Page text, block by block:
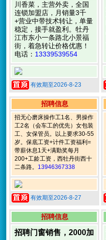
川香菜，主营外卖，全国
连锁加盟店，月销量3千
+营业中带技术转让，单量
稳定，接手就盈利。牡丹
江市东小一条路北小景福
街，着急转让价格优惠！
电话： 13339539554
有效期至2026-8-23
招聘信息
招无心磨床操作工1名、男操作
工2名（会车工的优先）女包装
工、女保管员。以上要求30-55
岁。保底工资+计件工资福利=
带薪休息1天+满勤奖每月
200+工龄工资，西牡丹街西十
二条路。 13946367338
有效期至2026-8-27
招聘信息
招聘门窗销售，2000加